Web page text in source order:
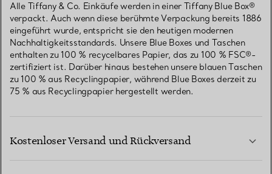
Alle Tiffany & Co. Einkäufe werden in einer Tiffany Blue Box®
verpackt. Auch wenn diese berühmte Verpackung bereits 1886
eingeführt wurde, entspricht sie den heutigen modernen
Nachhaltigkeitsstandards. Unsere Blue Boxes und Taschen
enthalten zu 100 % recycelbares Papier, das zu 100 % FSC®-
zertifiziert ist. Darüber hinaus bestehen unsere blauen Taschen
zu 100 % aus Recyclingpapier, während Blue Boxes derzeit zu
75 % aus Recyclingpapier hergestellt werden.
Kostenloser Versand und Rückversand